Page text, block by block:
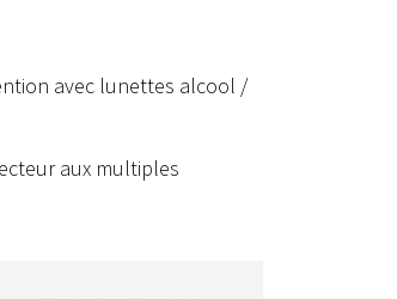
avec lunettes alcool /
aux multiples